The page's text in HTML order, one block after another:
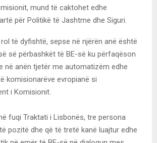
mund të caktohet edhe
për Politikë të Jashtme dhe Siguri.
të dyfishtë, sepse në njërën anë është
së përbashkët të BE-së ku përfaqëson
në anën tjetër me automatizëm edhe
komisionarëve evropianë si
i Komisionit.
fuqi Traktati i Lisbonës, tre persona
pozitë dhe që të tretë kanë luajtur edhe